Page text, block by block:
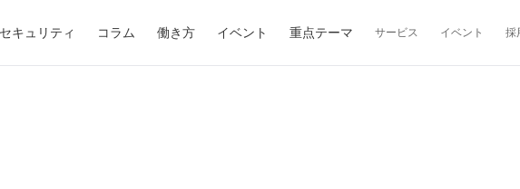
セキュリティ コラム 働き方 イベント 重点テーマ サービス イベント 採